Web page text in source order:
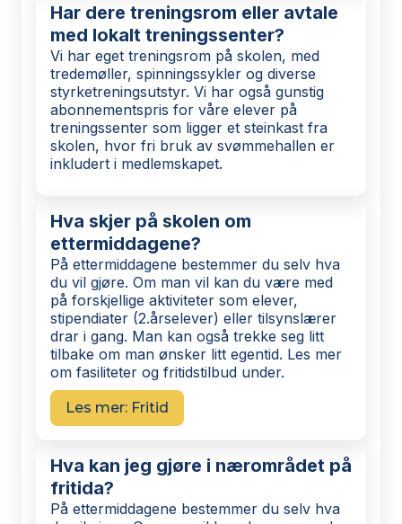
Har dere treningsrom eller avtale
med lokalt treningssenter?
Vi har eget treningsrom på skolen, med
tredemøller, spinningssykler og diverse
styrketreningsutstyr. Vi har også gunstig
abonnementspris for våre elever på
treningssenter som ligger et steinkast fra
skolen, hvor fri bruk av svømmehallen er
inkludert i medlemskapet.
Hva skjer på skolen om
ettermiddagene?
På ettermiddagene bestemmer du selv hva
du vil gjøre. Om man vil kan du være med
på forskjellige aktiviteter som elever,
stipendiater (2.årselever) eller tilsynslærer
drar i gang. Man kan også trekke seg litt
tilbake om man ønsker litt egentid. Les mer
om fasiliteter og fritidstilbud under.
Les mer: Fritid
Hva kan jeg gjøre i nærområdet på
fritida?
På ettermiddagene bestemmer du selv hva